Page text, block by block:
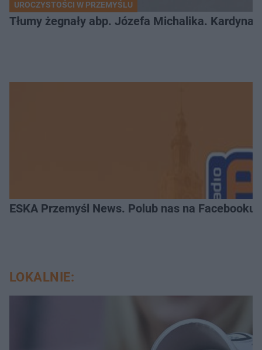
UROCZYSTOŚCI W PRZEMYŚLU
Tłumy żegnały abp. Józefa Michalika.
ESKA Przemyśl News. Polub nas na Facebooku!
LOKALNIE: